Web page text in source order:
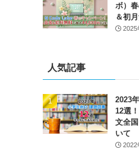
ボ）
＆初
2025
人気記事
2023
12選
文全
いて
2022